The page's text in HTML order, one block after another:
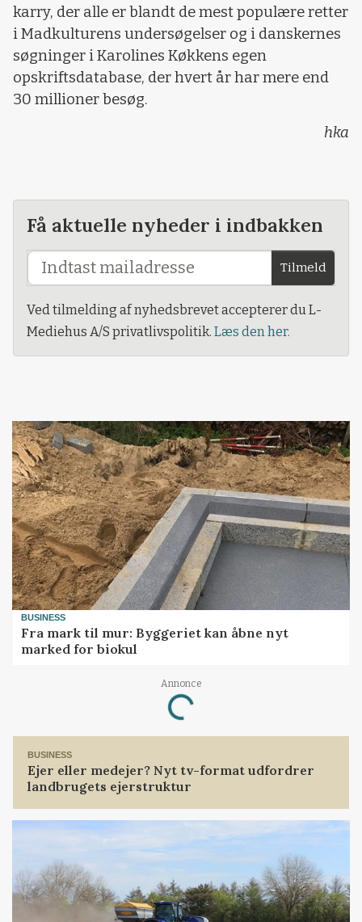
karry, der alle er blandt de mest populære retter
i Madkulturens undersøgelser og i danskernes
søgninger i Karolines Køkkens egen
opskriftsdatabase, der hvert år har mere end
30 millioner besøg.
hka
Få aktuelle nyheder i indbakken
Tilmeld
Ved tilmelding af nyhedsbrevet accepterer du L-
Mediehus A/S privatlivspolitik. Læs den her.
BUSINESS
Fra mark til mur: Byggeriet kan åbne nyt
marked for biokul
Annonce
Loading...
BUSINESS
Ejer eller medejer? Nyt tv-format udfordrer
landbrugets ejerstruktur